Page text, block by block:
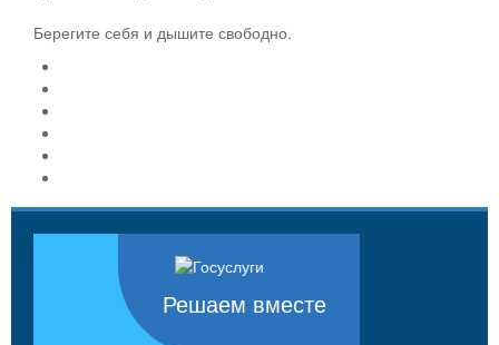
Берегите себя и дышите свободно.
Решаем вместе